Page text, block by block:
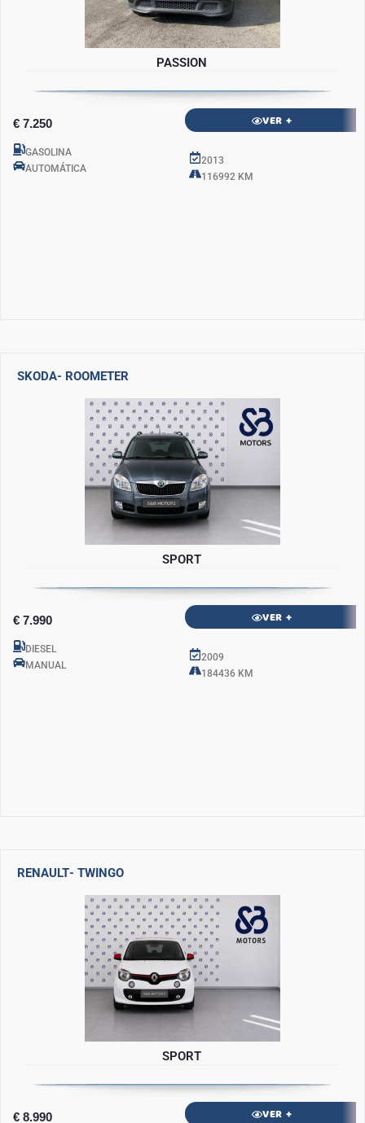
PASSION
€ 7.250 VER +
GASOLINA
AUTOMÁTICA
2013
116992 KM
SKODA- ROOMETER
SPORT
€ 7.990 VER +
DIESEL
MANUAL
2009
184436 KM
RENAULT- TWINGO
SPORT
€ 8.990 VER +